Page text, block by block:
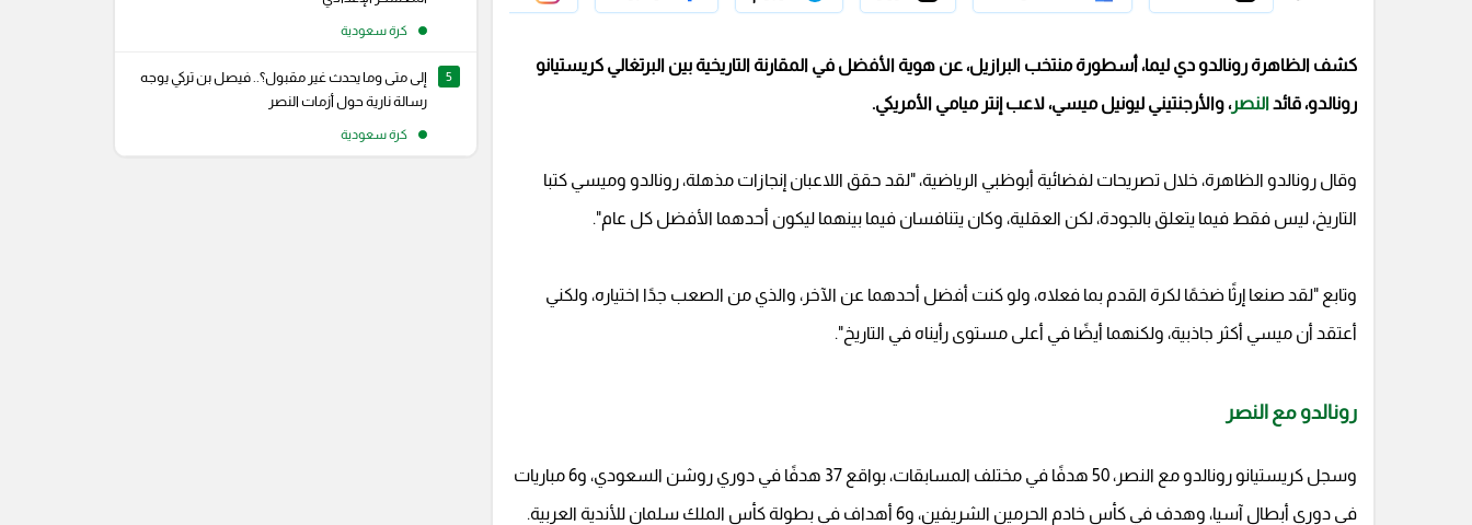
كشف الظاهرة رونالدو دي ليما، أسطورة منتخب البرازيل، عن هوية الأفضل في المقارنة التاريخية بين البرتغالي كريستيانو
رونالدو، قائد النصر، والأرجنتيني ليونيل ميسي، لاعب إنتر ميامي الأمريكي.
وقال رونالدو الظاهرة، خلال تصريحات لفضائية أبوظبي الرياضية، "لقد حقق اللاعبان إنجازات مذهلة، رونالدو وميسي كتبا
التاريخ، ليس فقط فيما يتعلق بالجودة، لكن العقلية، وكان يتنافسان فيما بينهما ليكون أحدهما الأفضل كل عام".
وتابع "لقد صنعا إرثًا ضخمًا لكرة القدم بما فعلاه، ولو كنت أفضل أحدهما عن الآخر، والذي من الصعب جدًا اختياره، ولكني
أعتقد أن ميسي أكثر جاذبية، ولكنهما أيضًا في أعلى مستوى رأيناه في التاريخ".
رونالدو مع النصر
وسجل كريستيانو رونالدو مع النصر، 50 هدفًا في مختلف المسابقات، بواقع 37 هدفًا في دوري روشن السعودي، و6 مباريات
في دوري أبطال آسيا، وهدف في كأس خادم الحرمين الشريفين، و6 أهداف في بطولة كأس الملك سلمان للأندية العربية.
كرة سعودية
5
إلى متى وما يحدث غير مقبول؟.. فيصل بن تركي يوجه
رسالة نارية حول أزمات النصر
كرة سعودية